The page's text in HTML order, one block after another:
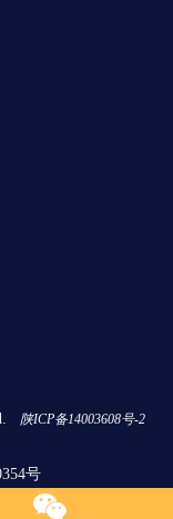
陕ICP备14003608号-2
号